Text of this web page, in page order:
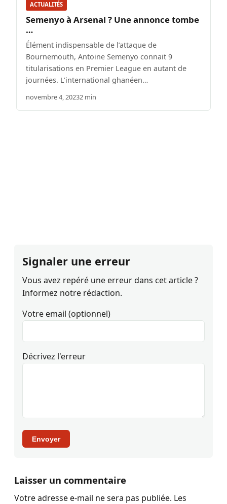
ACTUALITÉS
Semenyo à Arsenal ? Une annonce tombe
…
Élément indispensable de l’attaque de
Bournemouth, Antoine Semenyo connait 9
titularisations en Premier League en autant de
journées. L’international ghanéen…
novembre 4, 20232 min
Signaler une erreur
Vous avez repéré une erreur dans cet article ?
Informez notre rédaction.
Votre email (optionnel)
Décrivez l'erreur
Envoyer
Laisser un commentaire
Votre adresse e-mail ne sera pas publiée. Les